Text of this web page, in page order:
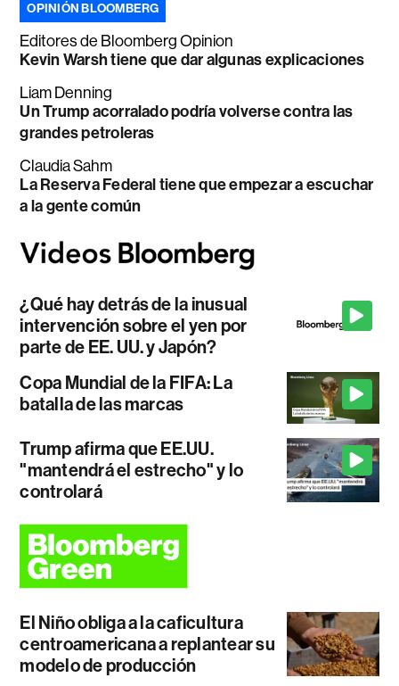
OPINIÓN BLOOMBERG
Editores de Bloomberg Opinion
Kevin Warsh tiene que dar algunas explicaciones
Liam Denning
Un Trump acorralado podría volverse contra las
grandes petroleras
Claudia Sahm
La Reserva Federal tiene que empezar a escuchar
a la gente común
¿Qué hay detrás de la inusual
intervención sobre el yen por
parte de EE. UU. y Japón?
Copa Mundial de la FIFA: La
batalla de las marcas
Trump afirma que EE.UU.
"mantendrá el estrecho" y lo
controlará
El Niño obliga a la caficultura
centroamericana a replantear su
modelo de producción